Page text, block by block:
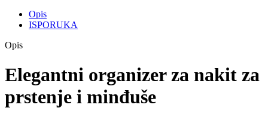
Opis
ISPORUKA
Opis
Elegantni organizer za nakit za
prstenje i minđuše